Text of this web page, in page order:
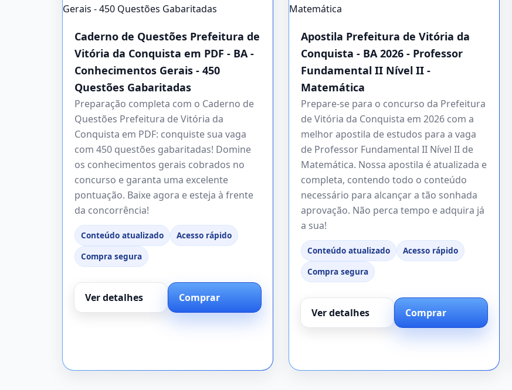
Caderno de Questões Prefeitura de
Vitória da Conquista em PDF - BA -
Conhecimentos Gerais - 450
Questões Gabaritadas
Preparação completa com o Caderno de
Questões Prefeitura de Vitória da
Conquista em PDF: conquiste sua vaga
com 450 questões gabaritadas! Domine
os conhecimentos gerais cobrados no
concurso e garanta uma excelente
pontuação. Baixe agora e esteja à frente
da concorrência!
Conteúdo atualizado
Acesso rápido
Compra segura
Ver detalhes Comprar
Apostila Prefeitura de Vitória da
Conquista - BA 2026 - Professor
Fundamental II Nível II -
Matemática
Prepare-se para o concurso da Prefeitura
de Vitória da Conquista em 2026 com a
melhor apostila de estudos para a vaga
de Professor Fundamental II Nível II de
Matemática. Nossa apostila é atualizada e
completa, contendo todo o conteúdo
necessário para alcançar a tão sonhada
aprovação. Não perca tempo e adquira já
a sua!
Conteúdo atualizado
Acesso rápido
Compra segura
Ver detalhes Comprar